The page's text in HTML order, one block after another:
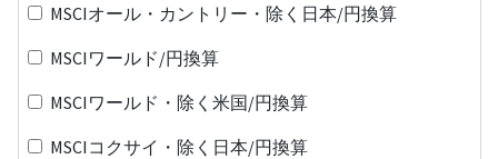
MSCIオール・カントリー・除く日本/円換算
MSCIワールド/円換算
MSCIワールド・除く米国/円換算
MSCIコクサイ・除く日本/円換算